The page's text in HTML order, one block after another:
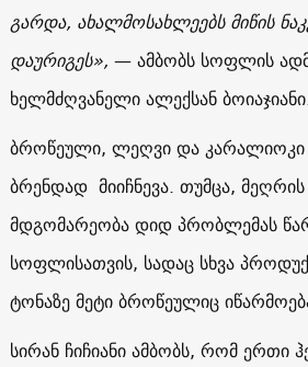
გარდა, ახალმოსახლეებს მიწის
დაურიგეს», —ამბობს სოფლის
ხელმძღვანელი ალექსან
ბროწეული, ლეღვი და კარალიოკი
ბრენდად მიიჩნევა. თუმცა,
მდგომარეობა დიდ პრობლემას
სოფლისათვის, სადაც სხვა
ტონაზე მეტი ბროწეულიც
სირან ჩიჩიანი ამბობს, რომ ერთი